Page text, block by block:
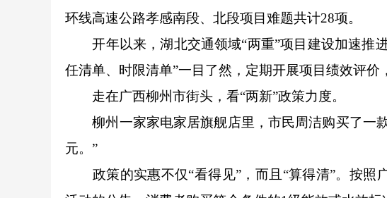
环线高速公路孝感南段、北段项目难题共计28项。
开年以来，湖北交通领域“两重”项目建设加速推
任清单、时限清单”一目了然，定期开展项目绩效评价
走在广西柳州市街头，看“两新”政策力度。
柳州一家家电家居旗舰店里，市民周洁购买了一
元。”
政策的实惠不仅“看得见”，而且“算得清”。按照